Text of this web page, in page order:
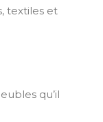
textiles et
qu’il